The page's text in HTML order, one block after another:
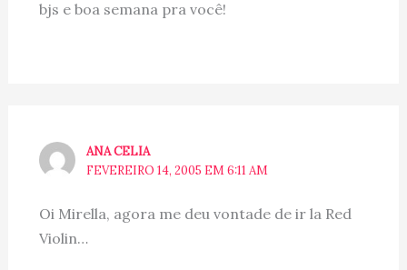
bjs e boa semana pra você!
ANA CELIA
FEVEREIRO 14, 2005 EM 6:11 AM
Oi Mirella, agora me deu vontade de ir la Red
Violin…